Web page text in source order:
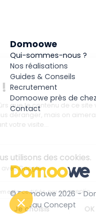
Domoowe
Qui-sommes-nous ?
Nos réalisations
Guides & Conseils
Recrutement
Domoowe près de
Contact
© Domoowe 2026 -
Domeau Concept